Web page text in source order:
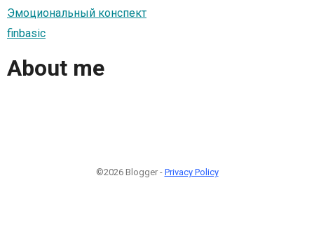
Эмоциональный конспект
finbasic
About me
©2026 Blogger - Privacy Policy